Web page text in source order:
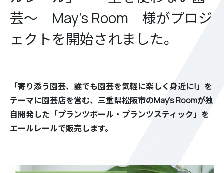
芸～ May’s Room 様がプロジ
ェクトを開始されました。
「寄り添う園芸、誰でも園芸を気軽に楽しく身近に!」を
テーマに園芸店を営む、三重県松阪市のMay’s Roomが独
自開発した「プランツボール・プランツスティック」を
エールレールで販売します。